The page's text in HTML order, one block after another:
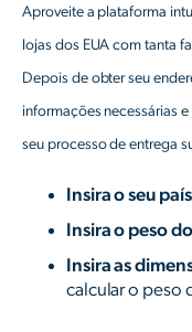
Aproveite a plataforma
lojas dos EUA com tanta
Depois de obter seu
informações necessárias
seu processo de entrega
Insira o seu país
Insira o peso
Insira as
calcular o peso